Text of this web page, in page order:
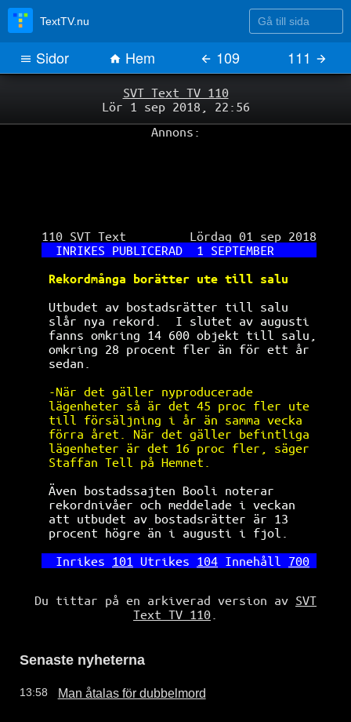
SVT Text TV 110
Lör 1 sep 2018, 22:56
Annons:
110 SVT Text         Lördag 01 sep 2018
INRIKES PUBLICERAD  1 SEPTEMBER
Rekordmånga borätter ute till salu
Utbudet av bostadsrätter till salu
slår nya rekord.  I slutet av augusti
fanns omkring 14 600 objekt till salu,
omkring 28 procent fler än för ett år
sedan.
-När det gäller nyproducerade
lägenheter så är det 45 proc fler ute
till försäljning i år än samma vecka
förra året. När det gäller befintliga
lägenheter är det 16 proc fler, säger
Staffan Tell på Hemnet.
Även bostadssajten Booli noterar
rekordnivåer och meddelade i veckan
att utbudet av bostadsrätter är 13
procent högre än i augusti i fjol.
Inrikes 101 Utrikes 104 Innehåll 700
Du tittar på en arkiverad version av SVT
Text TV 110
Senaste nyheterna
13:58 Man åtalas för dubbelmord
TextTV.nu Gå till sida
Sidor Hem 109 111